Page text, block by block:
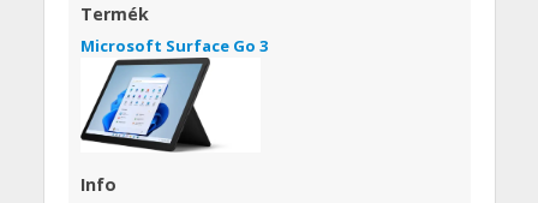
Termék
Microsoft Surface Go 3
Info